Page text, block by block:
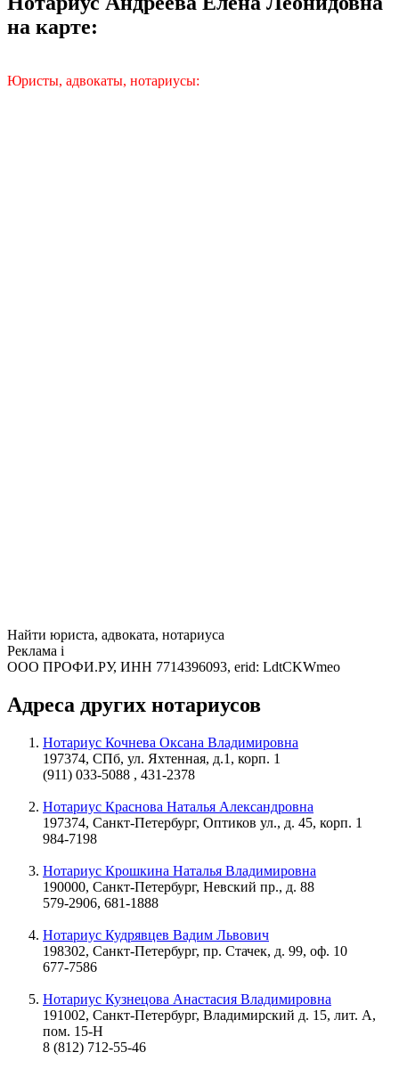
на карте:
Юристы, адвокаты, нотариусы:
Найти юриста, адвоката, нотариуса
Реклама i
ООО ПРОФИ.РУ, ИНН 7714396093, erid: LdtCKWmeo
Адреса других нотариусов
Нотариус Кочнева Оксана Владимировна
197374, СПб, ул. Яхтенная, д.1, корп. 1
(911) 033-5088 , 431-2378
Нотариус Краснова Наталья Александровна
197374, Санкт-Петербург, Оптиков ул., д. 45, корп. 1
984-7198
Нотариус Крошкина Наталья Владимировна
190000, Санкт-Петербург, Невский пр., д. 88
579-2906, 681-1888
Нотариус Кудрявцев Вадим Львович
198302, Санкт-Петербург, пр. Стачек, д. 99, оф. 10
677-7586
Нотариус Кузнецова Анастасия Владимировна
191002, Санкт-Петербург, Владимирский д. 15, лит. А,
пом. 15-Н
8 (812) 712-55-46